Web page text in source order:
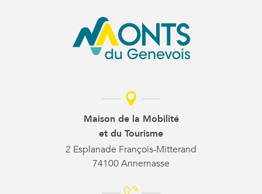
Maison de la Mobilité
et du Tourisme
2 Esplanade François-Mitterand
74100 Annemasse